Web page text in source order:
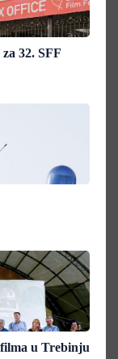
32. SFF
filma u Trebinju